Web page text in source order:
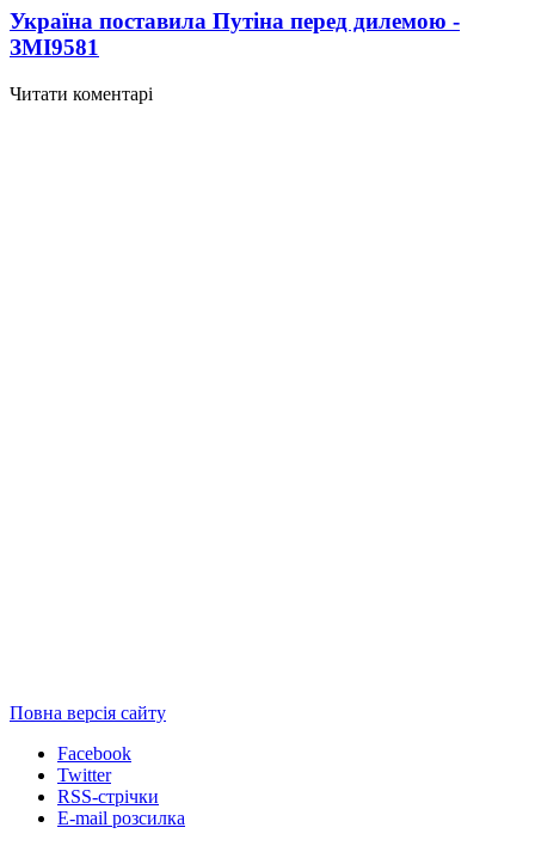
Україна поставила Путіна перед дилемою -
ЗМІ9581
Читати коментарі
Повна версія сайту
Facebook
Twitter
RSS-стрічки
E-mail розсилка